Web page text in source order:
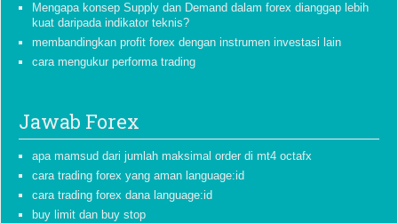
Mengapa konsep Supply dan Demand dalam forex dianggap lebih
kuat daripada indikator teknis?
membandingkan profit forex dengan instrumen investasi lain
cara mengukur performa trading
Jawab Forex
apa mamsud dari jumlah maksimal order di mt4 octafx
cara trading forex yang aman language:id
cara trading forex dana language:id
buy limit dan buy stop